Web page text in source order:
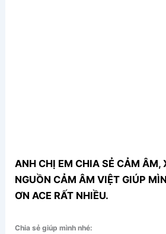
ANH CHỊ EM CHIA SẺ CẢM ÂM,
NGUỒN CẢM ÂM VIỆT GIÚP
ƠN ACE RẤT NHIỀU.
Chia sẻ giúp mình nhé: